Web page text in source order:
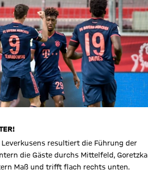
Leverkusens resultiert die Führung der
die Gäste durchs Mittelfeld, Goretzka
Maß und trifft flach rechts unten.